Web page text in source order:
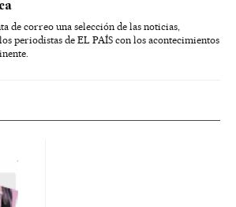
de correo una selección de las noticias,
periodistas de EL PAÍS con los acontecimientos